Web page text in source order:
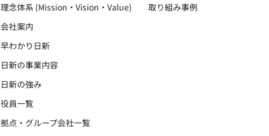
理念体系 (Mission・Vision・Value)
会社案内
早わかり日新
日新の事業内容
日新の強み
役員一覧
拠点・グループ会社一覧
取り組み事例